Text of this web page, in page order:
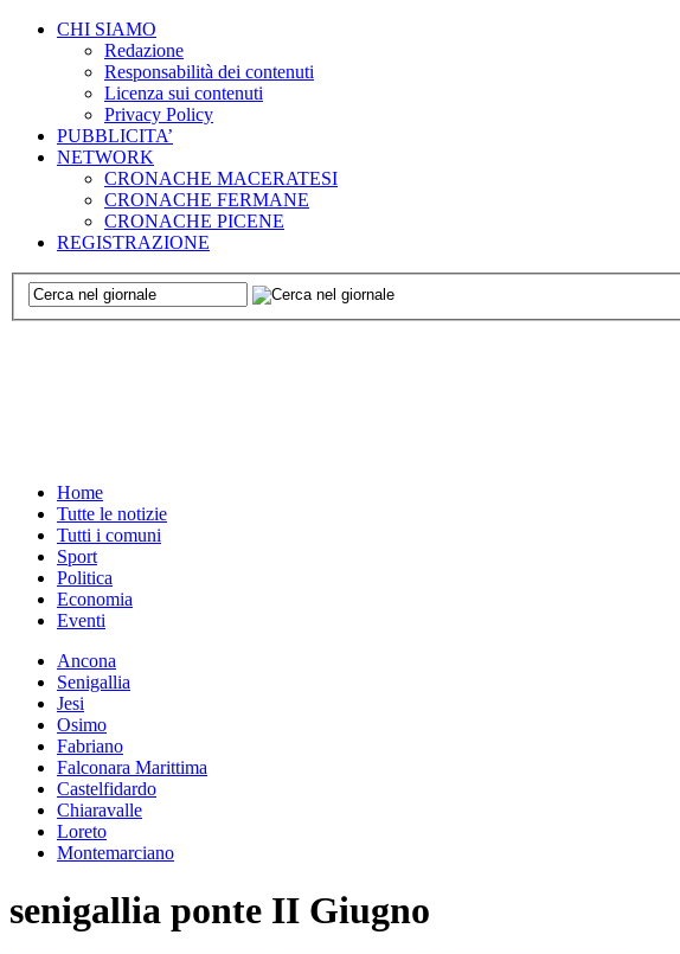
CHI SIAMO
Redazione
Responsabilità dei contenuti
Licenza sui contenuti
Privacy Policy
PUBBLICITA’
NETWORK
CRONACHE MACERATESI
CRONACHE FERMANE
CRONACHE PICENE
REGISTRAZIONE
Home
Tutte le notizie
Tutti i comuni
Sport
Politica
Economia
Eventi
Ancona
Senigallia
Jesi
Osimo
Fabriano
Falconara Marittima
Castelfidardo
Chiaravalle
Loreto
Montemarciano
senigallia ponte II Giugno